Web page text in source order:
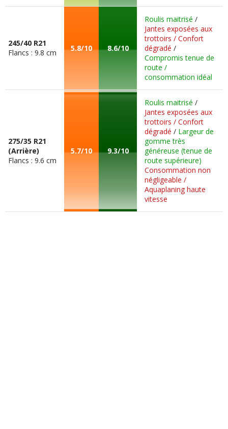
245/40 R21
Flancs : 9.8 cm
5.8/10 8.6/10
Roulis maitrisé /
Jantes exposées aux
trottoirs / Confort
dégradé /
Compromis tenue de
route /
consommation idéal
275/35 R21
(Arrière)
Flancs : 9.6 cm
5.7/10 9.3/10
Roulis maitrisé /
Jantes exposées aux
trottoirs / Confort
dégradé / Largeur de
gomme très
généreuse (tenue de
route supérieure)
Consommation non
négligeable /
Aquaplaning haute
vitesse